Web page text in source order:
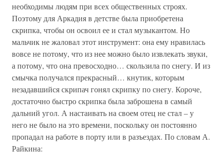
необходимы людям при всех общественных строях.
Поэтому для Аркадия в детстве была приобретена
скрипка, чтобы он освоил ее и стал музыкантом. Но
мальчик не жаловал этот инструмент: она ему нравилась
вовсе не потому, что из нее можно было извлекать звуки,
а потому, что она превосходно… скользила по снегу. И из
смычка получался прекрасный… кнутик, которым
незадавшийся скрипач гонял скрипку по снегу. Короче,
достаточно быстро скрипка была заброшена в самый
дальний угол. А настаивать на своем отец не стал – у
него не было на это времени, поскольку он постоянно
пропадал на работе в порту или в разъездах. По словам А.
Райкина: